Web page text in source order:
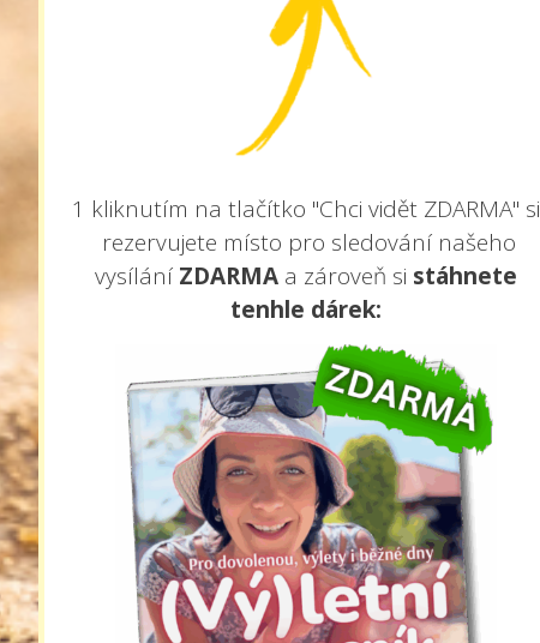
1 kliknutím na tlačítko "Chci vidět ZDARMA" si
rezervujete místo pro sledování našeho
vysílání ZDARMA a zároveň si stáhnete
tenhle dárek: